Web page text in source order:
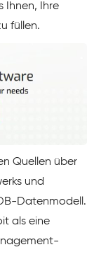
Ihnen, Ihre
füllen.
Quellen über
und
Datenmodell.
als eine